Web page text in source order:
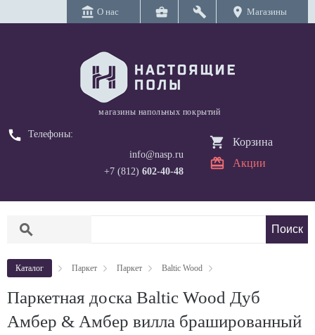
account_balance О нас business_center build location_on Магазины
магазины напольных покрытий
call
Телефоны:
info@nasp.ru
+7 (812) 602-40-48
Корзина
Акции
search
Каталог Паркет Паркет Baltic Wood
Паркетная доска Baltic Wood Дуб
Амбер & Амбер вилла брашированный